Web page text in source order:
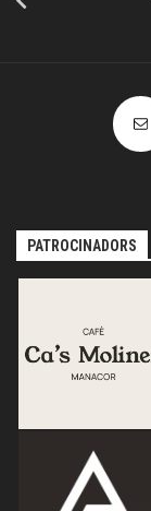
PATROCINADORS